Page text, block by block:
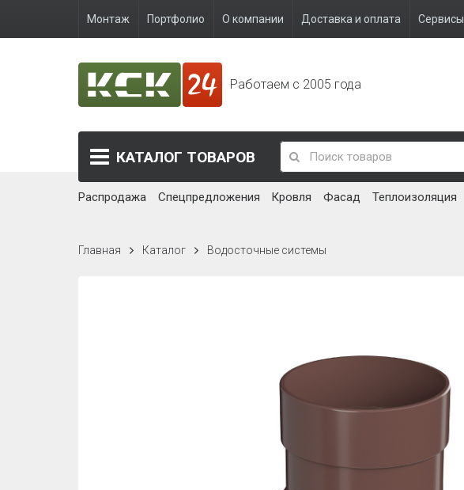
Монтаж Портфолио О компании Доставка и оплата Сервисы
Работаем с 2005 года
КАТАЛОГ ТОВАРОВ
Распродажа Спецпредложения Кровля Фасад Теплоизоляция
Главная Каталог Водосточные системы